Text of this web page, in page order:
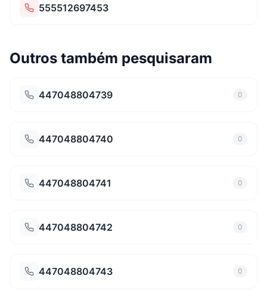
555512697453
Outros também pesquisaram
447048804739 0
447048804740 0
447048804741 0
447048804742 0
447048804743 0